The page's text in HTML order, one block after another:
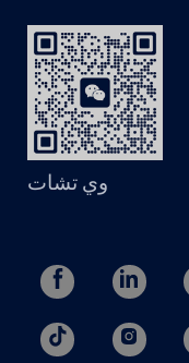
وي تشات